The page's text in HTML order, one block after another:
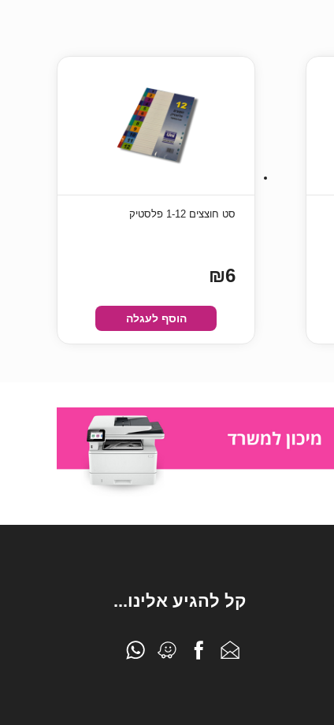
סט חוצצים 1-12 פלסטיק
₪6
הוסף לעגלה
קל להגיע אלינו...